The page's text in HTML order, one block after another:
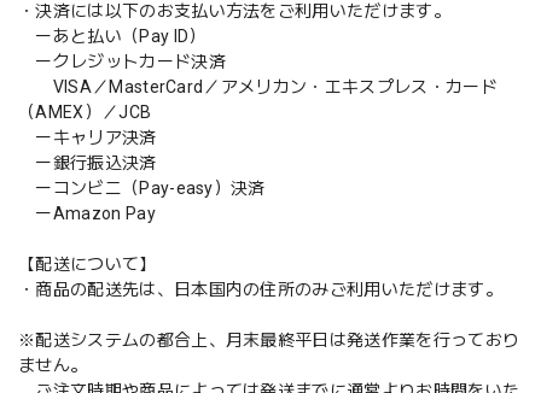
・決済には以下のお支払い方法をご利用いただけます。
ーあと払い（Pay ID）
ークレジットカード決済
VISA／MasterCard／アメリカン・エキスプレス・カード
（AMEX）／JCB
ーキャリア決済
ー銀行振込決済
ーコンビニ（Pay-easy）決済
ーAmazon Pay
【配送について】
・商品の配送先は、日本国内の住所のみご利用いただけます。
※配送システムの都合上、月末最終平日は発送作業を行っており
ません。